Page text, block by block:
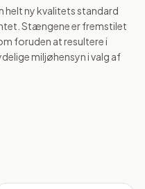
ny kvalitets standard
Stængene er fremstilet
foruden at resultere i
miljøhensyn i valg af